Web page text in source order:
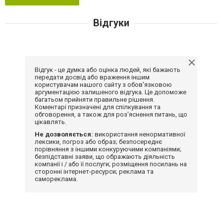
Відгуки
Відгук - це думка або оцінка людей, які бажають
передати досвід або враження іншим
користувачам нашого сайту з обов'язковою
аргументацією залишеного відгука. Це допоможе
багатьом прийняти правильне рішення.
Коментарі призначені для спілкування та
обговорення, а також для роз'яснення питань, що
цікавлять.
Не дозволяється: використання ненормативної
лексики, погроз або образ; безпосереднє
порівняння з іншими конкуруючими компаніями;
безпідставні заяви, що ображають діяльність
компанії і / або її послуги; розміщення посилань на
сторонні інтернет-ресурси; реклама та
самореклама.